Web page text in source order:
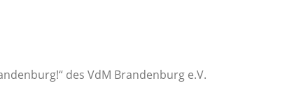
des VdM Brandenburg e.V.